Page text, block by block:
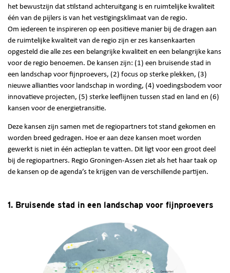
het bewustzijn dat stilstand achteruitgang is en ruimtelijke kwaliteit
één van de pijlers is van het vestigingsklimaat van de regio.
Om iedereen te inspireren op een positieve manier bij de dragen aan
de ruimtelijke kwaliteit van de regio zijn er zes kansenkaarten
opgesteld die alle zes een belangrijke kwaliteit en een belangrijke kans
voor de regio benoemen. De kansen zijn: (1) een bruisende stad in
een landschap voor fijnproevers, (2) focus op sterke plekken, (3)
nieuwe allianties voor landschap in wording, (4) voedingsbodem voor
innovatieve projecten, (5) sterke leeflijnen tussen stad en land en (6)
kansen voor de energietransitie.
Deze kansen zijn samen met de regiopartners tot stand gekomen en
worden breed gedragen. Hoe er aan deze kansen moet worden
gewerkt is niet in één actieplan te vatten. Dit ligt voor een groot deel
bij de regiopartners. Regio Groningen-Assen ziet als het haar taak op
de kansen op de agenda’s te krijgen van de verschillende partijen.
1. Bruisende stad in een landschap voor fijnproevers